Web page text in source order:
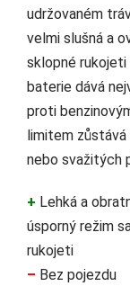
udržovaném
velmi slušná a
sklopné
baterie dává
proti
limitem
nebo svažitých
+ Lehká a
úsporný režim
rukojeti
– Bez pojezdu